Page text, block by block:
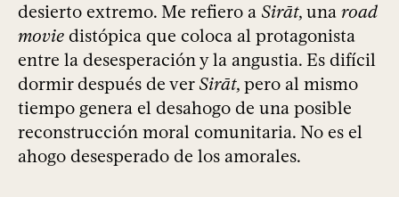
desierto extremo. Me refiero a Sirāt, una road
movie distópica que coloca al protagonista
entre la desesperación y la angustia. Es difícil
dormir después de ver Sirāt, pero al mismo
tiempo genera el desahogo de una posible
reconstrucción moral comunitaria. No es el
ahogo desesperado de los amorales.